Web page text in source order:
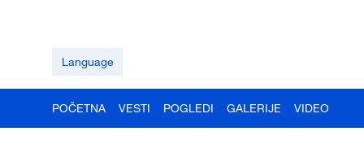
Language
POČETNA VESTI POGLEDI GALERIJE VIDEO